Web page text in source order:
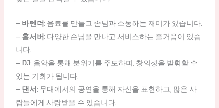
– 바텐더: 음료를 만들고 손님과 소통하는 재미가 있습니다.
– 홀서버: 다양한 손님을 만나고 서비스하는 즐거움이 있습
니다.
– DJ: 음악을 통해 분위기를 주도하며, 창의성을 발휘할 수
있는 기회가 됩니다.
– 댄서: 무대에서의 공연을 통해 자신을 표현하고, 많은 사
람들에게 사랑받을 수 있습니다.